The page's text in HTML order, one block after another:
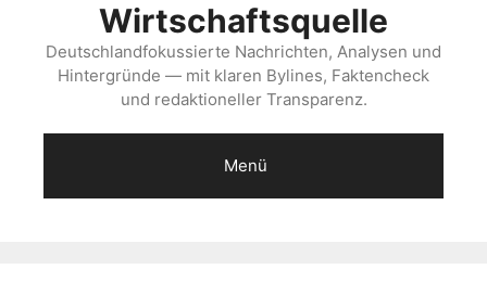
Wirtschaftsquelle
Deutschlandfokussierte Nachrichten, Analysen und
Hintergründe — mit klaren Bylines, Faktencheck
und redaktioneller Transparenz.
Menü